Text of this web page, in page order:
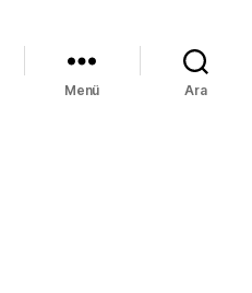
Menü Ara